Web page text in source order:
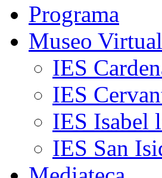
Programa
Museo Virtual
IES
IES
IES Isabel
IES San